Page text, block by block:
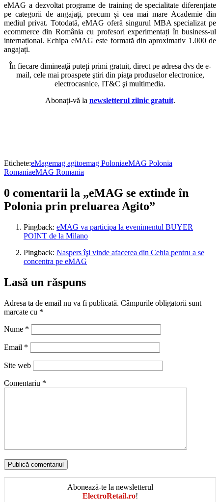
eMAG a dezvoltat programe de training de specialitate diferențiate
pe categorii de angajați, precum și cea mai mare Academie din
mediul privat. Totodată, eMAG oferă singurul MBA specializat pe
ecommerce din România cu profesori experimentați în business-ul
internațional. Echipa eMAG este formată din aproximativ 1.000 de
angajați.
În fiecare dimineaţă puteți primi gratuit, direct pe adresa dvs de e-
mail, cele mai proaspete ştiri din piaţa produselor electronice,
electrocasnice, IT&C şi multimedia.
Abonaţi-vă la newsletterul zilnic gratuit.
Etichete:eMagemag agitoemag PoloniaeMAG Polonia
RomaniaeMAG Romania
0 comentarii la „eMAG se extinde în
Polonia prin preluarea Agito”
Pingback: eMAG va participa la evenimentul BUYER
POINT de la Milano
Pingback: Naspers îşi vinde afacerea din Cehia pentru a se
concentra pe eMAG
Lasă un răspuns
Adresa ta de email nu va fi publicată. Câmpurile obligatorii sunt
marcate cu *
Nume *
Email *
Site web
Comentariu *
Abonează-te la newsletterul
ElectroRetail.ro!